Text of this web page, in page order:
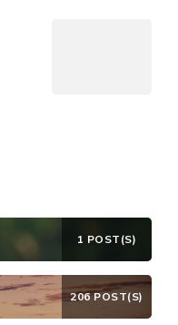
1 POST(S)
206 POST(S)